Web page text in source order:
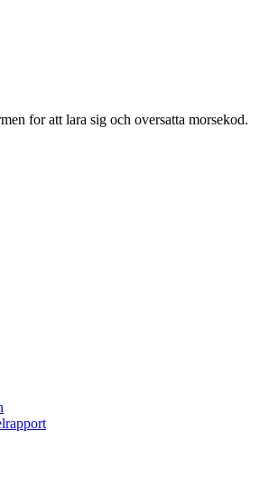
for att lara sig och oversatta morsekod.